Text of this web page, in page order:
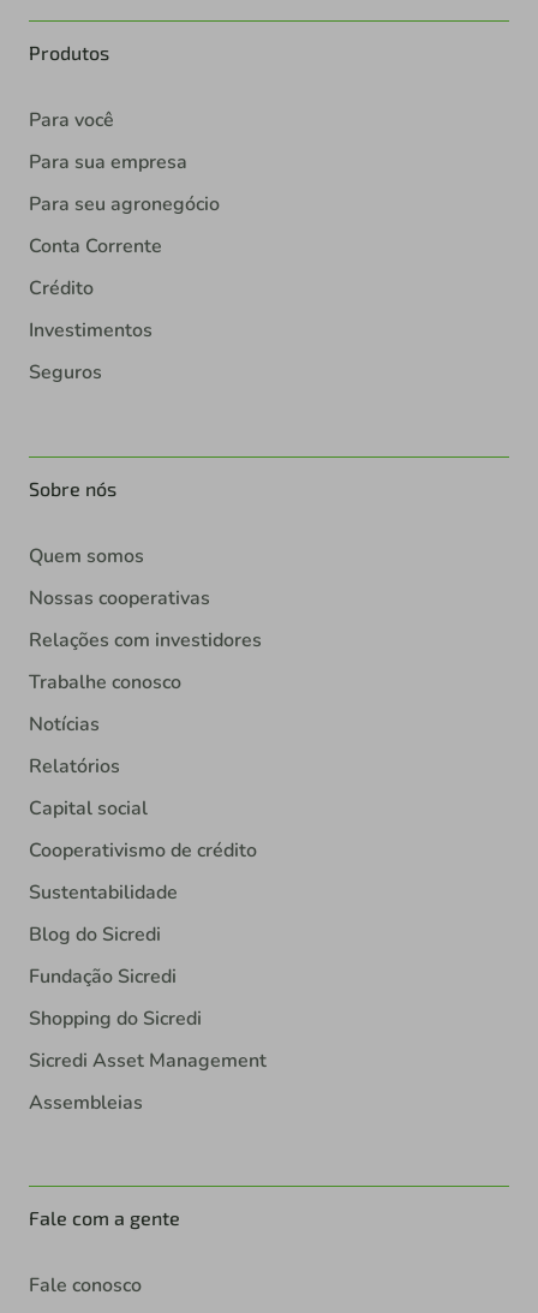
Produtos
Para você
Para sua empresa
Para seu agronegócio
Conta Corrente
Crédito
Investimentos
Seguros
Sobre nós
Quem somos
Nossas cooperativas
Relações com investidores
Trabalhe conosco
Notícias
Relatórios
Capital social
Cooperativismo de crédito
Sustentabilidade
Blog do Sicredi
Fundação Sicredi
Shopping do Sicredi
Sicredi Asset Management
Assembleias
Fale com a gente
Fale conosco